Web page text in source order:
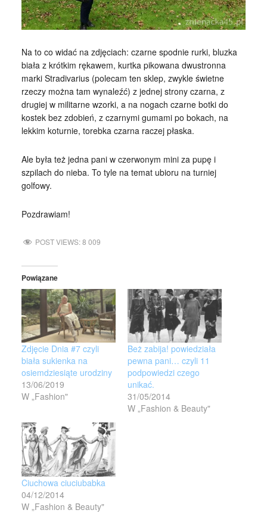
Na to co widać na zdjęciach: czarne spodnie rurki, bluzka
biała z krótkim rękawem, kurtka pikowana dwustronna
marki Stradivarius (polecam ten sklep, zwykle świetne
rzeczy można tam wynaleźć) z jednej strony czarna, z
drugiej w militarne wzorki, a na nogach czarne botki do
kostek bez zdobień, z czarnymi gumami po bokach, na
lekkim koturnie, torebka czarna raczej płaska.
Ale była też jedna pani w czerwonym mini za pupę i
szpilach do nieba. To tyle na temat ubioru na turniej
golfowy.
Pozdrawiam!
POST VIEWS:8 009
Powiązane
Zdjęcie Dnia #7 czyli
biała sukienka na
osiemdziesiąte urodziny
13/06/2019
W „Fashion"
Beż zabija! powiedziała
pewna pani… czyli 11
podpowiedzi czego
unikać.
31/05/2014
W „Fashion & Beauty"
Ciuchowa ciuciubabka
04/12/2014
W „Fashion & Beauty"